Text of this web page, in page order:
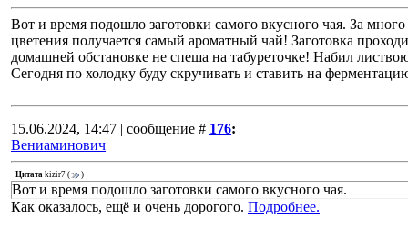
Вот и время подошло заготовки самого вкусного чая. За
цветения получается самый ароматный чай! Заготовка
домашней обстановке не спеша на табуреточке! Набил
Сегодня по холодку буду скручивать и ставить на
15.06.2024, 14:47 | сообщение # 176:
Вениаминович
Цитата kizir7 ( )
Вот и время подошло заготовки самого вкусного чая.
Как оказалось, ещё и очень дорогого. Подробнее.